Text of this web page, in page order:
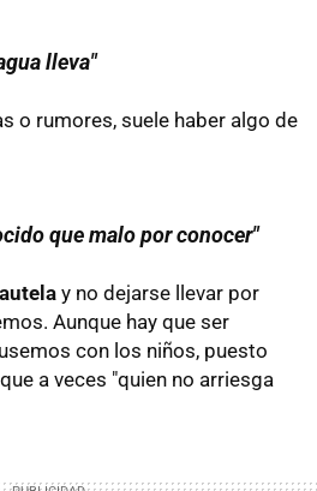
lleva"
o rumores, suele haber algo de
que malo por conocer"
y no dejarse llevar por
Aunque hay que ser
con los niños, puesto
a veces "quien no arriesga